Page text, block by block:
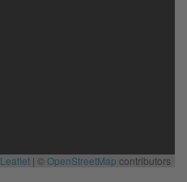
Leaflet | ©OpenStreetMap contributors